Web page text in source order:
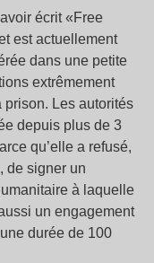
écrit «Free
est actuellement
dans une petite
extrêmement
prison. Les autorités
depuis plus de 3
qu’elle a refusé,
de signer un
à laquelle
un engagement
durée de 100